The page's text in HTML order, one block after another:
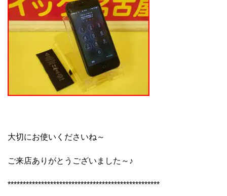
大切にお使いくださいね～
ご来店ありがとうございました～♪
**************************************************